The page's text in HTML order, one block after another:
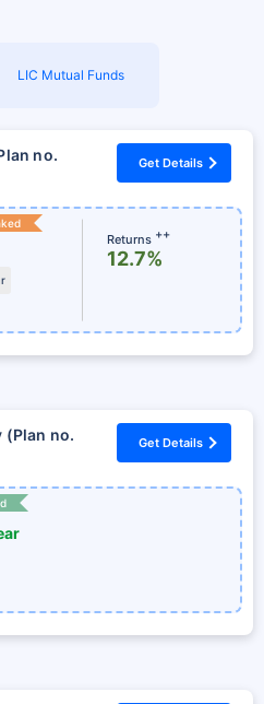
LIC Mutual Funds
no.
Get Details
Returns ++
12.7%
(Plan no.
Get Details